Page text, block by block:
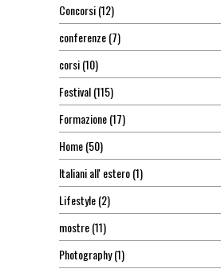
Concorsi(12)
conferenze(7)
corsi(10)
Festival(115)
Formazione(17)
Home(50)
Italiani all' estero(1)
Lifestyle(2)
mostre(11)
Photography(1)